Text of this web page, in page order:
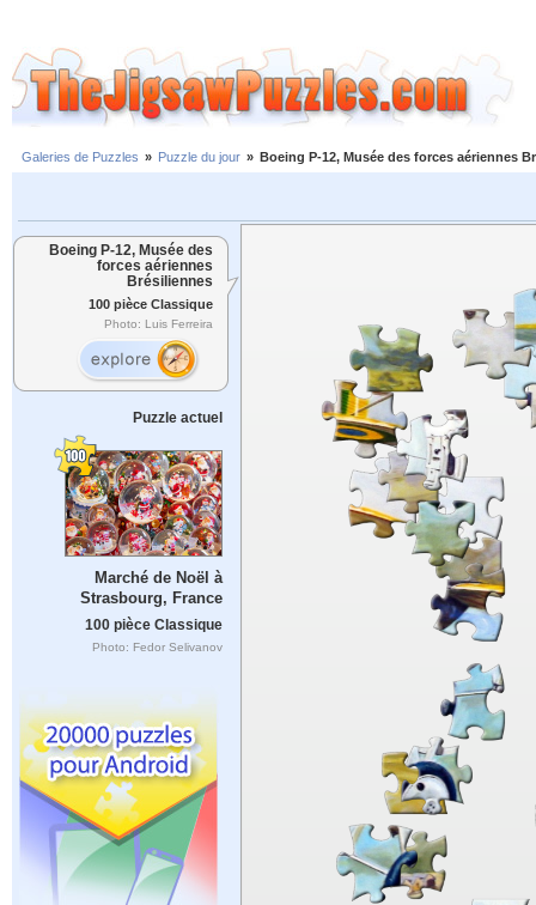
Galeries de Puzzles » Puzzle du jour » Boeing P-12, Musée des forces aériennes
Boeing P-12, Musée des
forces aériennes
Brésiliennes
100 pièce Classique
Photo: Luis Ferreira
Puzzle actuel
Marché de Noël à
Strasbourg, France
100 pièce Classique
Photo: Fedor Selivanov